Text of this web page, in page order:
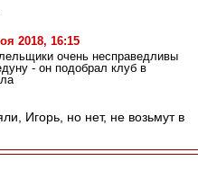
2018, 16:15
очень несправедливы
- он подобрал клуб в
Игорь, но нет, не возьмут в